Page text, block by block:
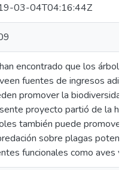
03-04T04:16:44Z
encontrado que los
fuentes de ingresos
promover la
proyecto partió de la
también puede promover
sobre plagas
funcionales como aves y